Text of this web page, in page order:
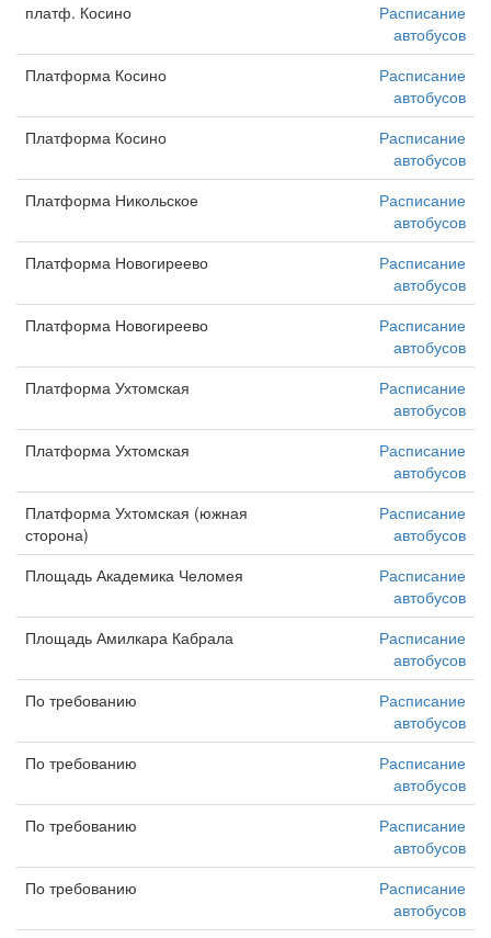
платф. Косино
Расписание
автобусов
Платформа Косино
Расписание
автобусов
Платформа Косино
Расписание
автобусов
Платформа Никольское
Расписание
автобусов
Платформа Новогиреево
Расписание
автобусов
Платформа Новогиреево
Расписание
автобусов
Платформа Ухтомская
Расписание
автобусов
Платформа Ухтомская
Расписание
автобусов
Платформа Ухтомская (южная
сторона)
Расписание
автобусов
Площадь Академика Челомея
Расписание
автобусов
Площадь Амилкара Кабрала
Расписание
автобусов
По требованию
Расписание
автобусов
По требованию
Расписание
автобусов
По требованию
Расписание
автобусов
По требованию
Расписание
автобусов